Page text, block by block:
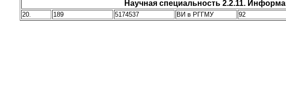
Научная специальность 2.2.11.
20. 189 5174537 ВИ в РГГМУ 92